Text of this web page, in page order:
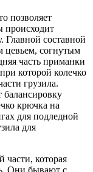
позволяет
происходит
Главной составной
цевьем, согнутым
часть приманки
которой колечко
грузила.
балансировку
крючка на
для подледной
для
которая